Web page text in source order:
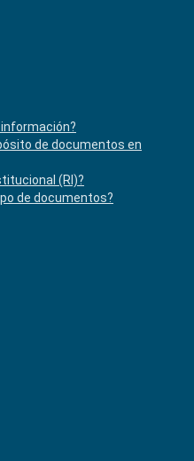
de documentos en
(RI)?
de documentos?